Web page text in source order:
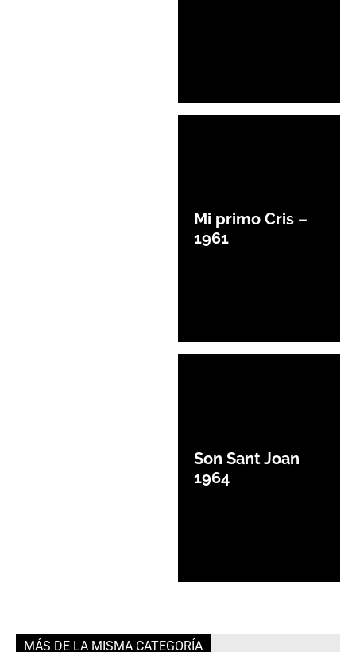
Mi primo Cris –
1961
Son Sant Joan
1964
MÁS DE LA MISMA CATEGORÍA